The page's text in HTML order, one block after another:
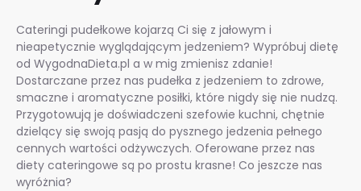
Cateringi pudełkowe kojarzą Ci się z jałowym i
nieapetycznie wyglądającym jedzeniem? Wypróbuj dietę
od WygodnaDieta.pl a w mig zmienisz zdanie!
Dostarczane przez nas pudełka z jedzeniem to zdrowe,
smaczne i aromatyczne posiłki, które nigdy się nie nudzą.
Przygotowują je doświadczeni szefowie kuchni, chętnie
dzielący się swoją pasją do pysznego jedzenia pełnego
cennych wartości odżywczych. Oferowane przez nas
diety cateringowe są po prostu krasne! Co jeszcze nas
wyróżnia?